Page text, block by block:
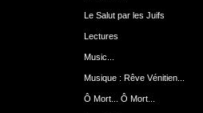
Le Salut par les Juifs
Lectures
Music...
Musique : Rêve Vénitien...
Ô Mort... Ô Mort...